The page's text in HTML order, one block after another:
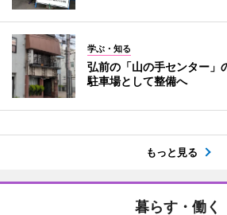
学ぶ・知る
弘前の「山の手センター
駐車場として整備へ
もっと見る
暮らす・働く